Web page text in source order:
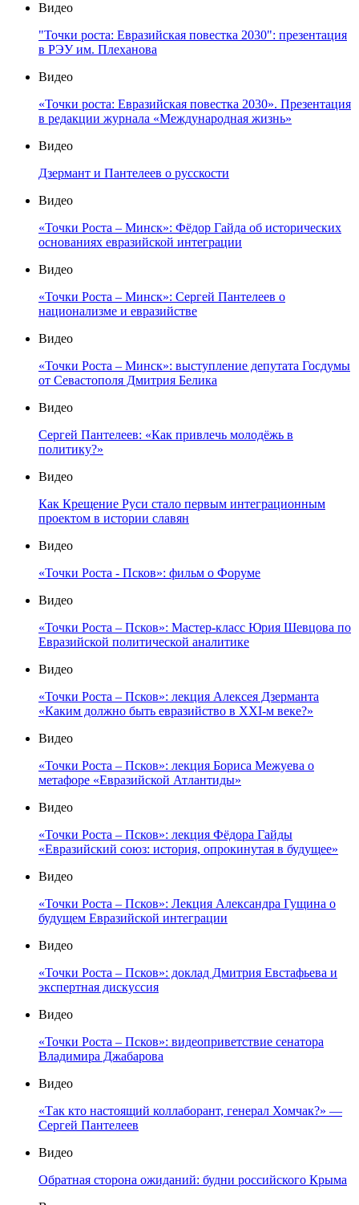
Видео
"Точки роста: Евразийская повестка 2030": презентация
в РЭУ им. Плеханова
Видео
«Точки роста: Евразийская повестка 2030». Презентация
в редакции журнала «Международная жизнь»
Видео
Дзермант и Пантелеев о русскости
Видео
«Точки Роста – Минск»: Фёдор Гайда об исторических
основаниях евразийской интеграции
Видео
«Точки Роста – Минск»: Сергей Пантелеев о
национализме и евразийстве
Видео
«Точки Роста – Минск»: выступление депутата Госдумы
от Севастополя Дмитрия Белика
Видео
Сергей Пантелеев: «Как привлечь молодёжь в
политику?»
Видео
Как Крещение Руси стало первым интеграционным
проектом в истории славян
Видео
«Точки Роста - Псков»: фильм о Форуме
Видео
«Точки Роста – Псков»: Мастер-класс Юрия Шевцова по
Евразийской политической аналитике
Видео
«Точки Роста – Псков»: лекция Алексея Дзерманта
«Каким должно быть евразийство в XXI-м веке?»
Видео
«Точки Роста – Псков»: лекция Бориса Межуева о
метафоре «Евразийской Атлантиды»
Видео
«Точки Роста – Псков»: лекция Фёдора Гайды
«Евразийский союз: история, опрокинутая в будущее»
Видео
«Точки Роста – Псков»: Лекция Александра Гущина о
будущем Евразийской интеграции
Видео
«Точки Роста – Псков»: доклад Дмитрия Евстафьева и
экспертная дискуссия
Видео
«Точки Роста – Псков»: видеоприветствие сенатора
Владимира Джабарова
Видео
«Так кто настоящий коллаборант, генерал Хомчак?» —
Сергей Пантелеев
Видео
Обратная сторона ожиданий: будни российского Крыма